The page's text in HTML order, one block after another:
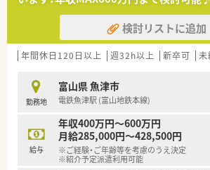
検討リストに追加
年間休日120日以上 週32h以上 新卒可 未
勤務地
富山県 魚津市
電鉄魚津駅 (富山地鉄本線)
給与
年収400万円～600万円
月給285,000円～428,500円
※ご経験・ご年齢等を考慮のうえ決定
※紹介予定派遣利用可能